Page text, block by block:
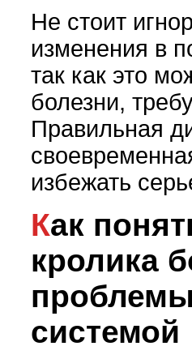
Не стоит
изменения в
так как это
болезни,
Правильная
избежать
Как понять, что у
кролика
системой